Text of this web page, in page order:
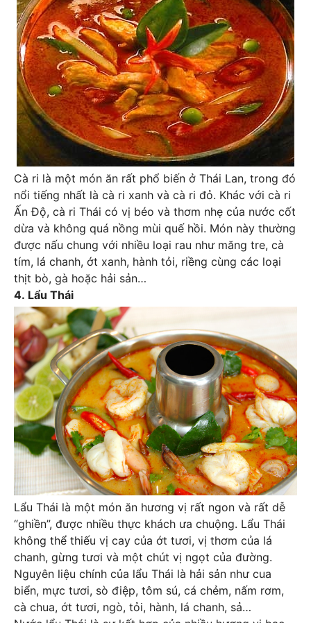
Cà ri là một món ăn rất phổ biến ở Thái Lan, trong đó
nổi tiếng nhất là cà ri xanh và cà ri đỏ. Khác với cà ri
Ấn Độ, cà ri Thái có vị béo và thơm nhẹ của nước cốt
dừa và không quá nồng mùi quế hồi. Món này thường
được nấu chung với nhiều loại rau như măng tre, cà
tím, lá chanh, ớt xanh, hành tỏi, riềng cùng các loại
thịt bò, gà hoặc hải sản…
4. Lẩu Thái
Lẩu Thái là một món ăn hương vị rất ngon và rất dễ
“ghiền”, được nhiều thực khách ưa chuộng. Lẩu Thái
không thể thiếu vị cay của ớt tươi, vị thơm của lá
chanh, gừng tươi và một chút vị ngọt của đường.
Nguyên liệu chính của lẩu Thái là hải sản như cua
biển, mực tươi, sò điệp, tôm sú, cá chẻm, nấm rơm,
cà chua, ớt tươi, ngò, tỏi, hành, lá chanh, sả…